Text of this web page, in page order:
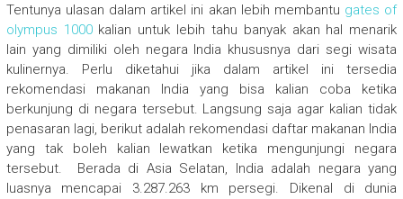
Tentunya ulasan dalam artikel ini akan lebih membantu gates of
olympus 1000kalian untuk lebih tahu banyak akan hal menarik
lain yang dimiliki oleh negara India khususnya dari segi wisata
kulinernya. Perlu diketahui jika dalam artikel ini tersedia
rekomendasi makanan India yang bisa kalian coba ketika
berkunjung di negara tersebut. Langsung saja agar kalian tidak
penasaran lagi, berikut adalah rekomendasi daftar makanan India
yang tak boleh kalian lewatkan ketika mengunjungi negara
tersebut. Berada di Asia Selatan, India adalah negara yang
luasnya mencapai 3.287.263 km persegi. Dikenal di dunia